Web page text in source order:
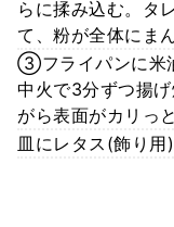
らに揉み込む。タ
て、粉が全体にま
③フライパンに米
中火で3分ずつ揚
がら表面がカリっ
皿にレタス(飾り用